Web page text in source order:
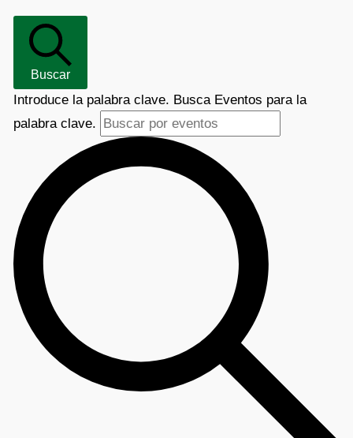
Buscar
Introduce la palabra clave. Busca Eventos para la
palabra clave.